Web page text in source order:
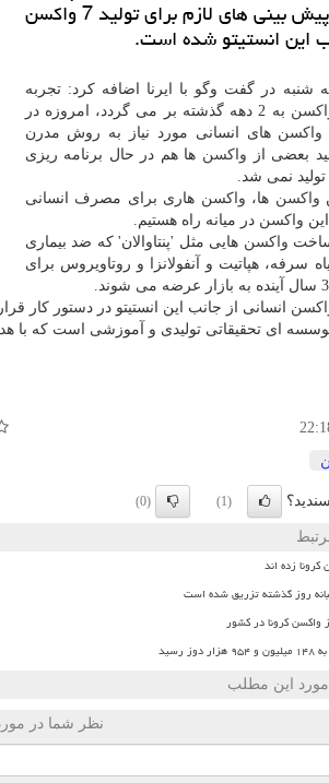
ایران اظهار داشت: پیش بینی های لازم برای تولید 7 واكسن
این انستیتو شده است.
شنبه در گفت وگو با ایرنا اضافه كرد: تجربه
به 2 دهه گذشته بر می گردد، امروزه در
واكسن های انسانی مورد نیاز به روش مدرن
بعضی از واكسن ها هم در حال برنامه ریزی
نمی شد.
واكسن ها، واكسن هاری برای مصرف انسانی
واكسن در میانه راه هستیم.
واكسن هایی مثل 'پنتاوالان' كه ضد بیماری
سرفه، هپاتیت و آنفولانزا و روتاویروس برای
انسانی از جانب این انستیتو در دستور كار قرار گرفته كه برخی طی 2
موسسه ای تحقیقاتی تولیدی و آموزشی است كه با
(1)
(0)
زده اند
مورد این مطلب
نظر شما در